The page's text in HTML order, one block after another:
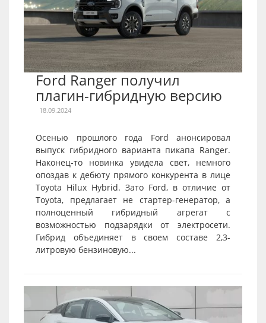
Ford Ranger получил
плагин-гибридную версию
18.09.2024
Осенью прошлого года Ford анонсировал
выпуск гибридного варианта пикапа Ranger.
Наконец-то новинка увидела свет, немного
опоздав к дебюту прямого конкурента в лице
Toyota Hilux Hybrid. Зато Ford, в отличие от
Toyota, предлагает не стартер-генератор, а
полноценный гибридный агрегат с
возможностью подзарядки от электросети.
Гибрид объединяет в своем составе 2,3-
литровую бензиновую...